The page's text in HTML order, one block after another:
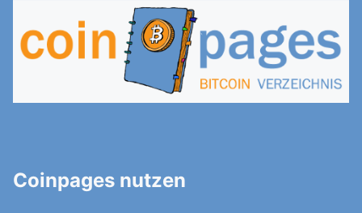
Coinpages nutzen